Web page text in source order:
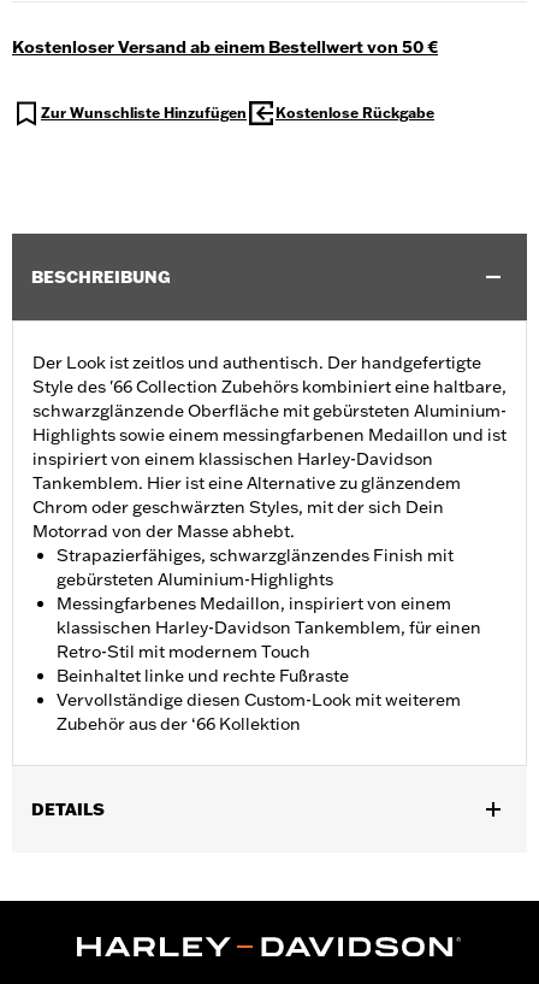
Kostenloser Versand ab einem Bestellwert von 50 €
Zur Wunschliste Hinzufügen Kostenlose Rückgabe
BESCHREIBUNG
Der Look ist zeitlos und authentisch. Der handgefertigte
Style des '66 Collection Zubehörs kombiniert eine haltbare,
schwarzglänzende Oberfläche mit gebürsteten Aluminium-
Highlights sowie einem messingfarbenen Medaillon und ist
inspiriert von einem klassischen Harley-Davidson
Tankemblem. Hier ist eine Alternative zu glänzendem
Chrom oder geschwärzten Styles, mit der sich Dein
Motorrad von der Masse abhebt.
Strapazierfähiges, schwarzglänzendes Finish mit
gebürsteten Aluminium-Highlights
Messingfarbenes Medaillon, inspiriert von einem
klassischen Harley-Davidson Tankemblem, für einen
Retro-Stil mit modernem Touch
Beinhaltet linke und rechte Fußraste
Vervollständige diesen Custom-Look mit weiterem
Zubehör aus der ‘66 Kollektion
DETAILS
Installationsanleitung